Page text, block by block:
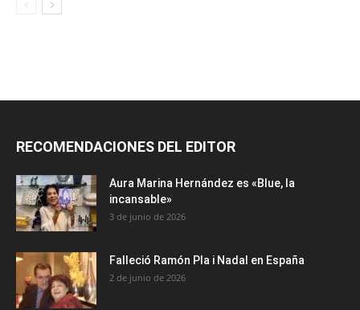
RECOMENDACIONES DEL EDITOR
Aura Marina Hernández es «Blue, la
incansable»
3 de junio de 2026
Falleció Ramón Pla i Nadal en España
2 de junio de 2026